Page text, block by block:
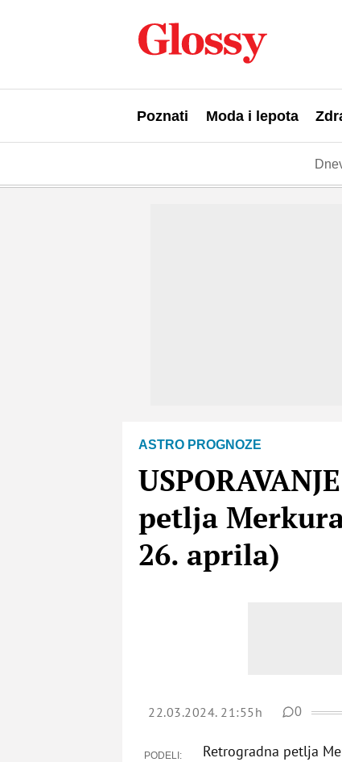
Poznati Moda i lepota
ASTRO PROGNOZE
petlja
26. aprila)
22.03.2024. 21:55h 0
PODELI:
Retrogradna petlja